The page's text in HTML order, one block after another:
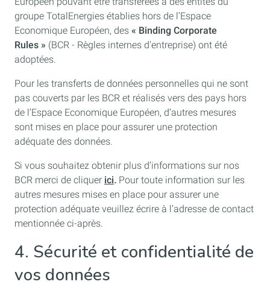
groupe TotalEnergies établies hors de l’Espace
Economique Européen, des « Binding Corporate
Rules » (BCR - Règles internes d'entreprise) ont été
adoptées.
Pour les transferts de données personnelles qui ne sont
pas couverts par les BCR et réalisés vers des pays hors
de l’Espace Economique Européen, d’autres mesures
sont mises en place pour assurer une protection
adéquate des données.
Si vous souhaitez obtenir plus d’informations sur nos
BCR merci de cliquer ici. Pour toute information sur les
autres mesures mises en place pour assurer une
protection adéquate veuillez écrire à l’adresse de contact
mentionnée ci-après.
4. Sécurité et confidentialité de
vos données